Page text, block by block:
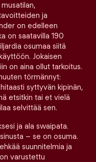
ja
on edelleen
on saatavilla 190
osumaa siitä
Jokaisen
on aina ollut tarkoitus.
törmännyt:
syttyvän kipinän,
etsitkin tai et vielä
selvittää sen.
ja ala swaipata.
– se on osuma.
suunnitelmia ja
varustettu